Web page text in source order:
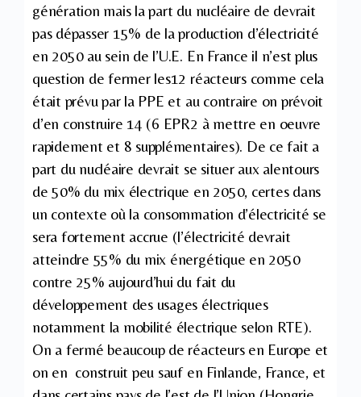
génération mais la part du nucléaire de devrait
pas dépasser 15% de la production d’électricité
en 2050 au sein de l’U.E. En France il n’est plus
question de fermer les12 réacteurs comme cela
était prévu par la PPE et au contraire on prévoit
d’en construire 14 (6 EPR2 à mettre en oeuvre
rapidement et 8 supplémentaires). De ce fait a
part du nucléaire devrait se situer aux alentours
de 50% du mix électrique en 2050, certes dans
un contexte où la consommation d’électricité se
sera fortement accrue (l’électricité devrait
atteindre 55% du mix énergétique en 2050
contre 25% aujourd’hui du fait du
développement des usages électriques
notamment la mobilité électrique selon RTE).
On a fermé beaucoup de réacteurs en Europe et
on en construit peu sauf en Finlande, France, et